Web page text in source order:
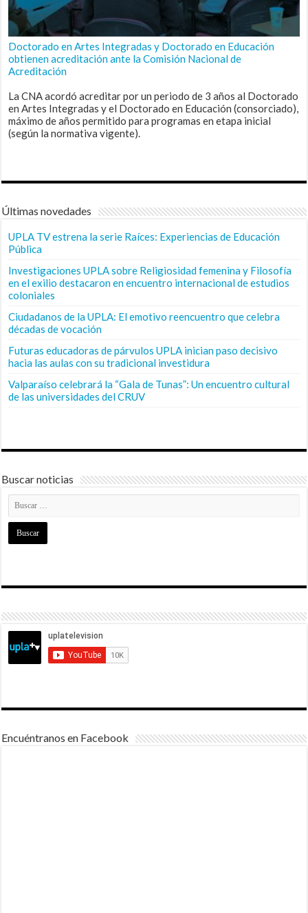
Doctorado en Artes Integradas y Doctorado en Educación
obtienen acreditación ante la Comisión Nacional de
Acreditación
La CNA acordó acreditar por un periodo de 3 años al Doctorado
en Artes Integradas y el Doctorado en Educación (consorciado),
máximo de años permitido para programas en etapa inicial
(según la normativa vigente).
Últimas novedades
UPLA TV estrena la serie Raíces: Experiencias de Educación
Pública
Investigaciones UPLA sobre Religiosidad femenina y Filosofía
en el exilio destacaron en encuentro internacional de estudios
coloniales
Ciudadanos de la UPLA: El emotivo reencuentro que celebra
décadas de vocación
Futuras educadoras de párvulos UPLA inician paso decisivo
hacia las aulas con su tradicional investidura
Valparaíso celebrará la “Gala de Tunas”: Un encuentro cultural
de las universidades del CRUV
Buscar noticias
Encuéntranos en Facebook